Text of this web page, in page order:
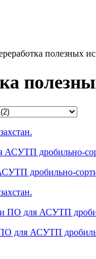
полезных
дробильно-
для АСУТП